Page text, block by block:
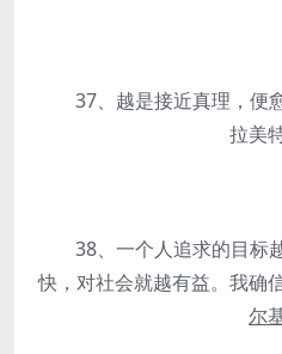
37、越是接近真理，便
拉美
38、一个人追求的目标
快，对社会就越有益。我
尔